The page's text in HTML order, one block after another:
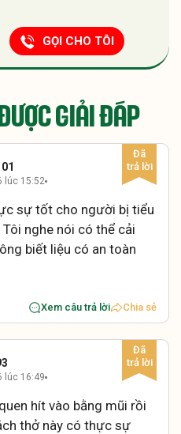
GỌI CHO TÔI
GIẢI ĐÁP
lúc 15:52
sự tốt cho người bị tiểu
nghe nói có thể cải
biết liệu có an toàn
Xem câu trả lời Chia sẻ
lúc 16:49
hít vào bằng mũi rồi
thở này có thực sự